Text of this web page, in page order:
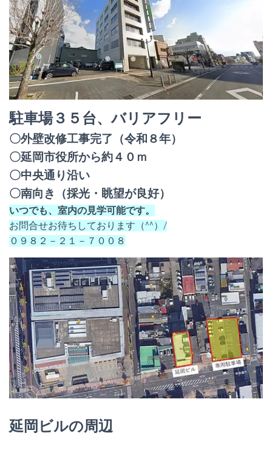
駐車場３５台、バリアフリー
〇外壁改修工事完了（令和８年）
〇延岡市役所から約４０ｍ
〇中央通り沿い
〇南向き（採光・眺望が良好）
いつでも、室内の見学可能です。
お問合せお待ちしております（^^）/
０９８２－２１－７００８
延岡ビルの周辺